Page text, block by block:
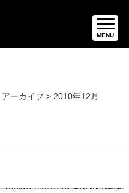
MENU
アーカイブ > 2010年12月